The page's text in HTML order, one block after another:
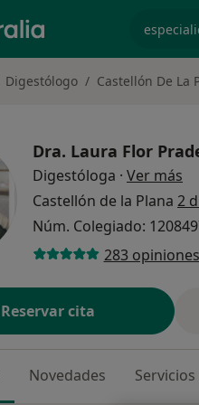
Digestólogo Castellón De La
Dra. Laura Flor
Digestóloga · Ver más
Castellón de la Plana 2
Núm. Colegiado:
283 opiniones
Reservar cita
Novedades